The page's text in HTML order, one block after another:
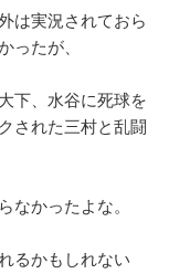
は実況されておら
ったが、
下、水谷に死球を
された三村と乱闘
なかったよな。
るかもしれない